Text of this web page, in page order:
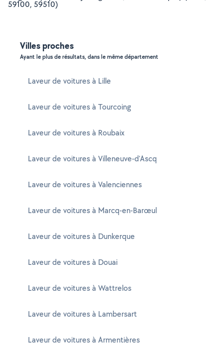
59100, 59510)
Villes proches
Ayant le plus de résultats, dans le même département
Laveur de voitures à Lille
Laveur de voitures à Tourcoing
Laveur de voitures à Roubaix
Laveur de voitures à Villeneuve-d'Ascq
Laveur de voitures à Valenciennes
Laveur de voitures à Marcq-en-Barœul
Laveur de voitures à Dunkerque
Laveur de voitures à Douai
Laveur de voitures à Wattrelos
Laveur de voitures à Lambersart
Laveur de voitures à Armentières